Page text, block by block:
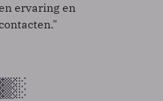
ervaring en